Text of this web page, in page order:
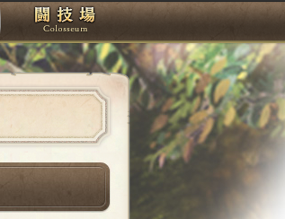
ショップ 闘技場